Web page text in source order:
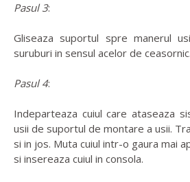
Pasul 3:
Gliseaza suportul spre manerul
suruburi in sensul acelor de ceasornic.
Pasul 4:
Indeparteaza cuiul care ataseaza
usii de suportul de montare a usii.
si in jos. Muta cuiul intr-o gaura mai
si insereaza cuiul in consola.